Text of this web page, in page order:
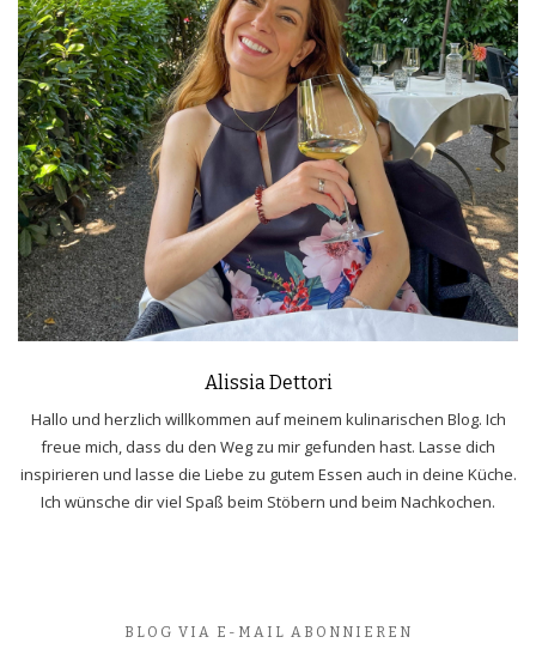
Alissia Dettori
Hallo und herzlich willkommen auf meinem kulinarischen Blog. Ich
freue mich, dass du den Weg zu mir gefunden hast. Lasse dich
inspirieren und lasse die Liebe zu gutem Essen auch in deine Küche.
Ich wünsche dir viel Spaß beim Stöbern und beim Nachkochen.
BLOG VIA E-MAIL ABONNIEREN